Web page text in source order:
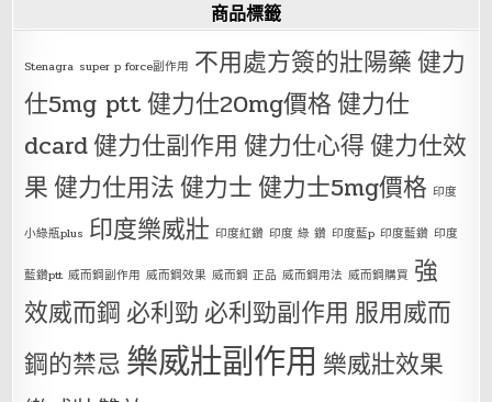
商品標籤
Stenagra super p force副作用 不用處方簽的壯陽藥健力
仕5mg ptt健力仕20mg價格健力仕
dcard健力仕副作用 健力仕心得健力仕效
果健力仕用法健力士健力士5mg價格 印度
小綠瓶plus 印度樂威壯 印度紅鑽 印度 綠 鑽 印度藍p 印度藍鑽 印度
藍鑽ptt 威而鋼副作用 威而鋼效果 威而鋼 正品 威而鋼用法 威而鋼購買 強
效威而鋼 必利勁 必利勁副作用 服用威而
鋼的禁忌 樂威壯副作用 樂威壯效果